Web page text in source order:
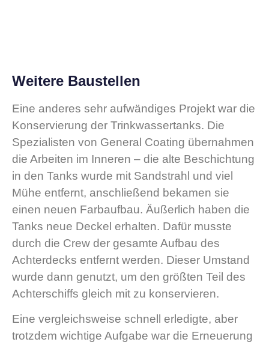
Weitere Baustellen
Eine anderes sehr aufwändiges Projekt war die
Konservierung der Trinkwassertanks. Die
Spezialisten von General Coating übernahmen
die Arbeiten im Inneren – die alte Beschichtung
in den Tanks wurde mit Sandstrahl und viel
Mühe entfernt, anschließend bekamen sie
einen neuen Farbaufbau. Äußerlich haben die
Tanks neue Deckel erhalten. Dafür musste
durch die Crew der gesamte Aufbau des
Achterdecks entfernt werden. Dieser Umstand
wurde dann genutzt, um den größten Teil des
Achterschiffs gleich mit zu konservieren.
Eine vergleichsweise schnell erledigte, aber
trotzdem wichtige Aufgabe war die Erneuerung